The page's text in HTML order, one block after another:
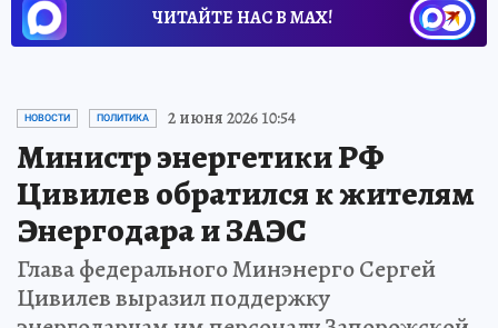
ЧИТАЙТЕ НАС В МАХ!
НОВОСТИ ПОЛИТИКА 2 июня 2026 10:54
Министр энергетики РФ
Цивилев обратился к жителям
Энергодара и ЗАЭС
Глава федерального Минэнерго Сергей
Цивилев выразил поддержку